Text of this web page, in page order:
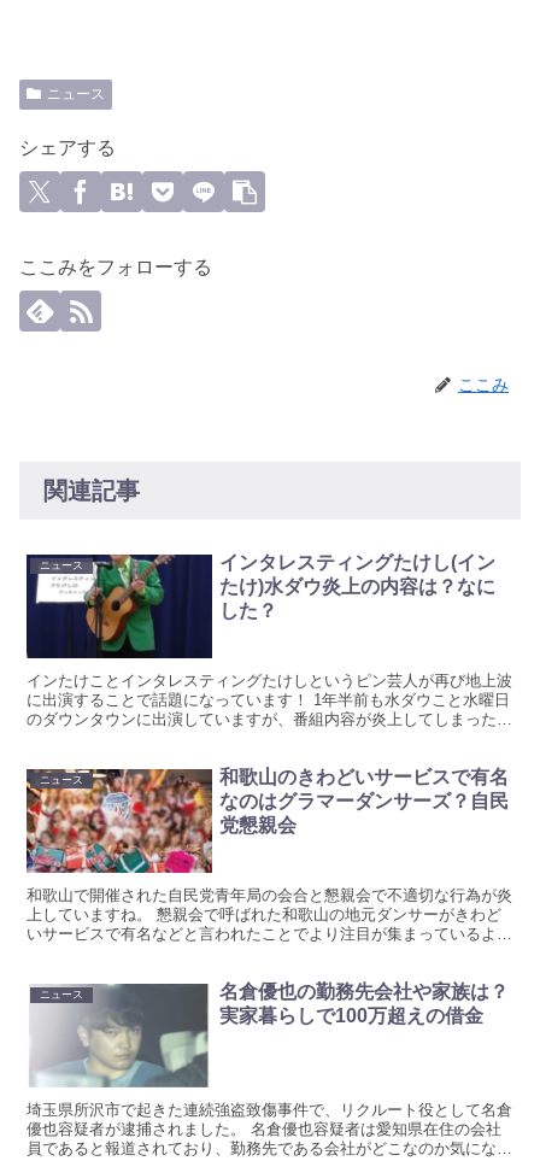
ニュース
シェアする
ここみをフォローする
ここみ
関連記事
ニュース
インタレスティングたけし(イン
たけ)水ダウ炎上の内容は？なに
した？
インたけことインタレスティングたけしというピン芸人が再び地上波
に出演することで話題になっています！ 1年半前も水ダウこと水曜日
のダウンタウンに出演していますが、番組内容が炎上してしまったこ
ニュース
和歌山のきわどいサービスで有名
なのはグラマーダンサーズ？自民
党懇親会
和歌山で開催された自民党青年局の会合と懇親会で不適切な行為が炎
上していますね。 懇親会で呼ばれた和歌山の地元ダンサーがきわど
いサービスで有名などと言われたことでより注目が集まっているよう
ニュース
名倉優也の勤務先会社や家族は？
実家暮らしで100万超えの借金
埼玉県所沢市で起きた連続強盗致傷事件で、リクルート役として名倉
優也容疑者が逮捕されました。 名倉優也容疑者は愛知県在住の会社
員であると報道されており、勤務先である会社がどこなのか気になり